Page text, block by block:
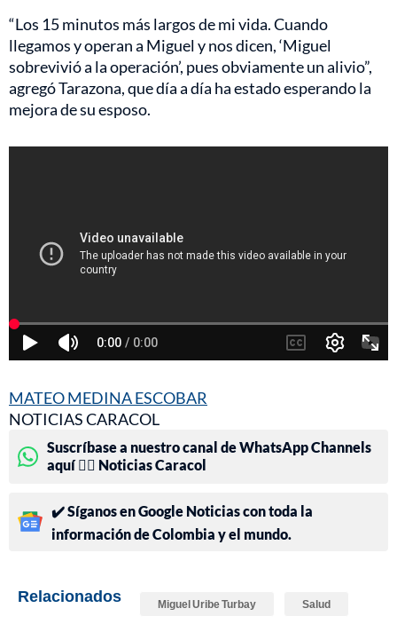
“Los 15 minutos más largos de mi vida. Cuando
llegamos y operan a Miguel y nos dicen, ‘Miguel
sobrevivió a la operación’, pues obviamente un alivio”,
agregó Tarazona, que día a día ha estado esperando la
mejora de su esposo.
MATEO MEDINA ESCOBAR
NOTICIAS CARACOL
Suscríbase a nuestro canal de WhatsApp Channels
aquí 👉🏻 Noticias Caracol
✔️ Síganos en Google Noticias con toda la
información de Colombia y el mundo.
Relacionados Miguel Uribe Turbay Salud